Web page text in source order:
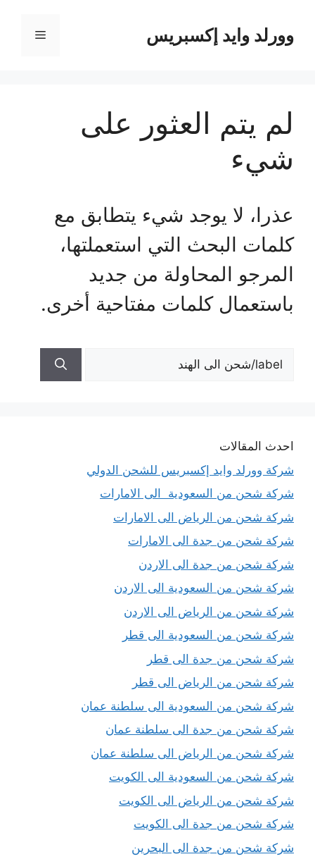
المحتوىوورلد وايد إكسبريس القائمة
لم يتم العثور على
شيء
عذرا، لا يوجد شيء يتطابق مع
كلمات البحث التي استعملتها،
المرجو المحاولة من جديد
باستعمال كلمات مفتاحية أخرى.
البحث
عن:
احدث المقالات
شركة وورلد وايد إكسبريس للشحن الدولي
شركة شحن من السعودية الى الامارات
شركة شحن من الرياض الى الامارات
شركة شحن من جدة الى الامارات
شركة شحن من جدة الى الاردن
شركة شحن من السعودية الى الاردن
شركة شحن من الرياض الى الاردن
شركة شحن من السعودية الى قطر
شركة شحن من جدة الى قطر
شركة شحن من الرياض الى قطر
شركة شحن من السعودية الى سلطنة عمان
شركة شحن من جدة الى سلطنة عمان
شركة شحن من الرياض الى سلطنة عمان
شركة شحن من السعودية الى الكويت
شركة شحن من الرياض الى الكويت
شركة شحن من جدة الى الكويت
شركة شحن من جدة الى البحرين